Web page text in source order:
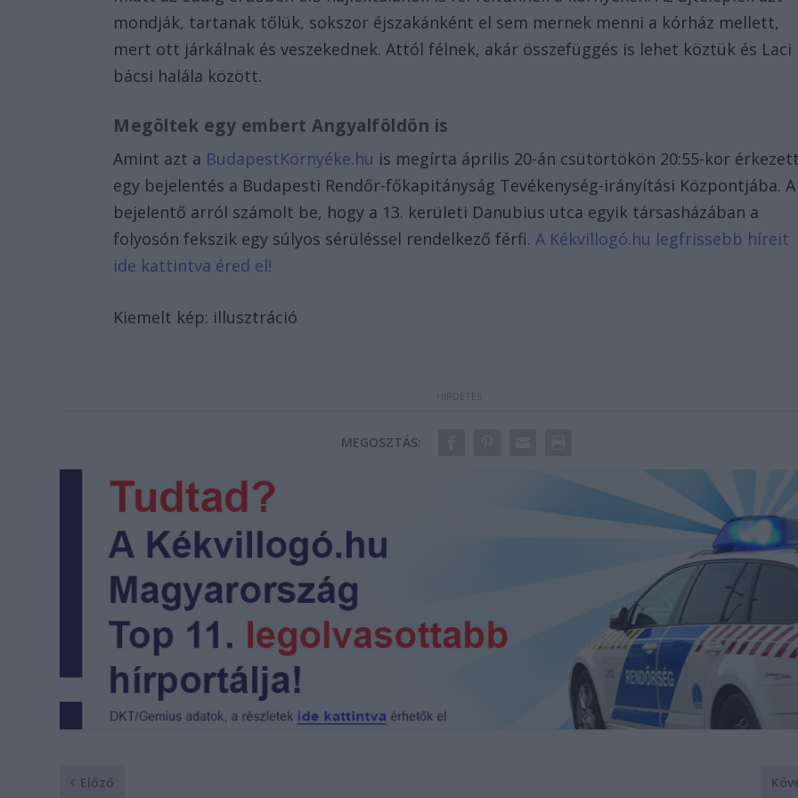
mondják, tartanak tőlük, sokszor éjszakánként el sem mernek menni a kórház mellett,
mert ott járkálnak és veszekednek. Attól félnek, akár összefüggés is lehet köztük és Laci
bácsi halála között.
Megöltek egy embert Angyalföldön is
Amint azt a BudapestKörnyéke.hu is megírta április 20-án csütörtökön 20:55-kor
egy bejelentés a Budapesti Rendőr-főkapitányság Tevékenység-irányítási Központjába. A
bejelentő arról számolt be, hogy a 13. kerületi Danubius utca egyik társasházában a
folyosón fekszik egy súlyos sérüléssel rendelkező férfi. A Kékvillogó.hu legfrissebb híreit
ide kattintva éred el!
Kiemelt kép: illusztráció
MEGOSZTÁS:
Előző